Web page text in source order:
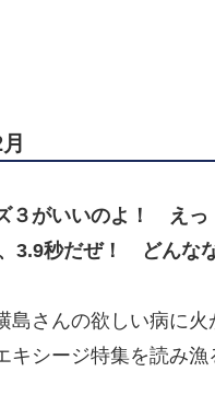
３がいいのよ！ え
3.9秒だぜ！ どんな
島さんの欲しい病に
キシージ特集を読み漁